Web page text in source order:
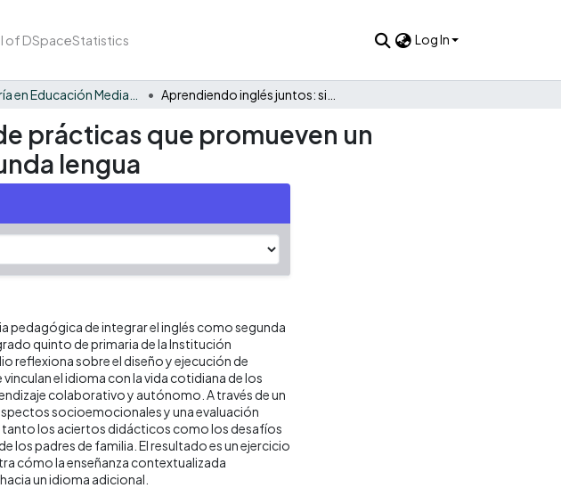
of DSpaceStatistics Log In
prácticas que promueven un
lengua
pedagógica de integrar el inglés como segunda
quinto de primaria de la Institución
reflexiona sobre el diseño y ejecución de
el idioma con la vida cotidiana de los
colaborativo y autónomo. A través de un
socioemocionales y una evaluación
tanto los aciertos didácticos como los desafíos
los padres de familia. El resultado es un ejercicio
cómo la enseñanza contextualizada
un idioma adicional.